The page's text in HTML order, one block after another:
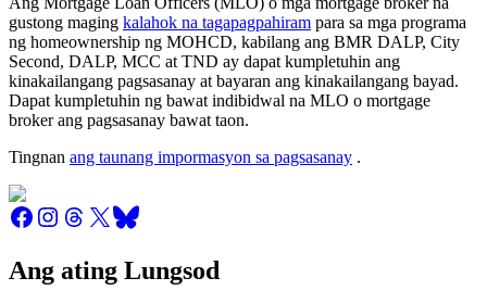
gustong maging kalahok na tagapagpahiram para sa mga programa
ng homeownership ng MOHCD, kabilang ang BMR DALP, City
Second, DALP, MCC at TND ay dapat kumpletuhin ang
kinakailangang pagsasanay at bayaran ang kinakailangang bayad.
Dapat kumpletuhin ng bawat indibidwal na MLO o mortgage
broker ang pagsasanay bawat taon.
Tingnan ang taunang impormasyon sa pagsasanay .
Ang ating Lungsod